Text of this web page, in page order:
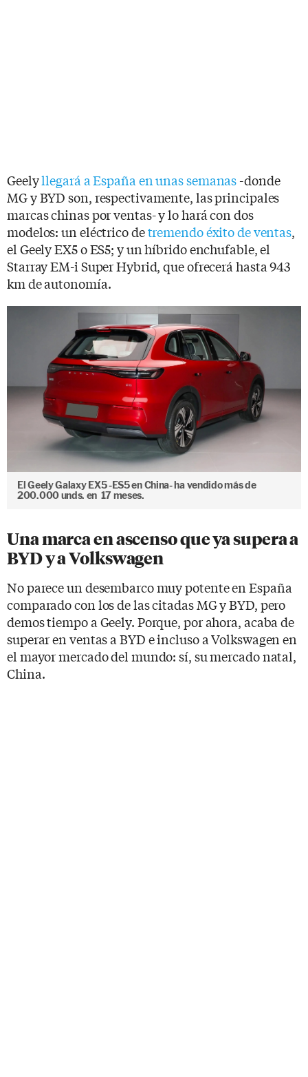
Geelyllegará a España en unas semanas-donde
MG y BYD son, respectivamente, las principales
marcas chinas por ventas- y lo hará con dos
modelos: un eléctrico detremendo éxito de ventas,
el Geely EX5 o ES5; y un híbrido enchufable, el
Starray EM-i Super Hybrid, que ofrecerá hasta 943
km de autonomía.
El Geely Galaxy EX5 -ES5 en China- ha vendido más de
200.000 unds. en 17 meses.
Una marca en ascenso que ya supera a
BYD y a Volkswagen
No parece un desembarco muy potente en España
comparado con los de las citadas MG y BYD, pero
demos tiempo a Geely. Porque, por ahora, acaba de
superar en ventas a BYD e incluso a Volkswagen en
el mayor mercado del mundo: sí, su mercado natal,
China.